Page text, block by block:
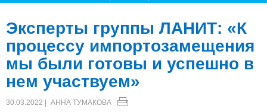
Эксперты группы ЛАНИТ: «К
процессу импортозамещения
мы были готовы и успешно в
нем участвуем»
30.03.2022 | АННА ТУМАКОВА